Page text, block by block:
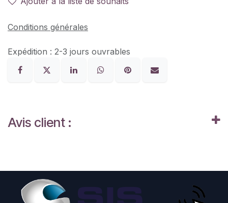
Conditions générales
Expédition : 2-3 jours ouvrables
Avis client :